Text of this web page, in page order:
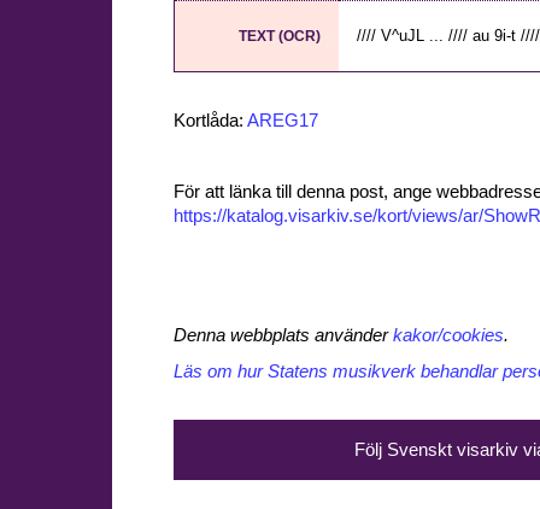
TEXT (OCR) //// V^uJL ... //// au 9i-t ////
Kortlåda: AREG17
För att länka till denna post, ange
https://katalog.visarkiv.se/kort/views/ar/
Denna webbplats använderkakor/cookies.
Läs om hur Statens musikverk behandlar
Följ Svenskt visarkiv